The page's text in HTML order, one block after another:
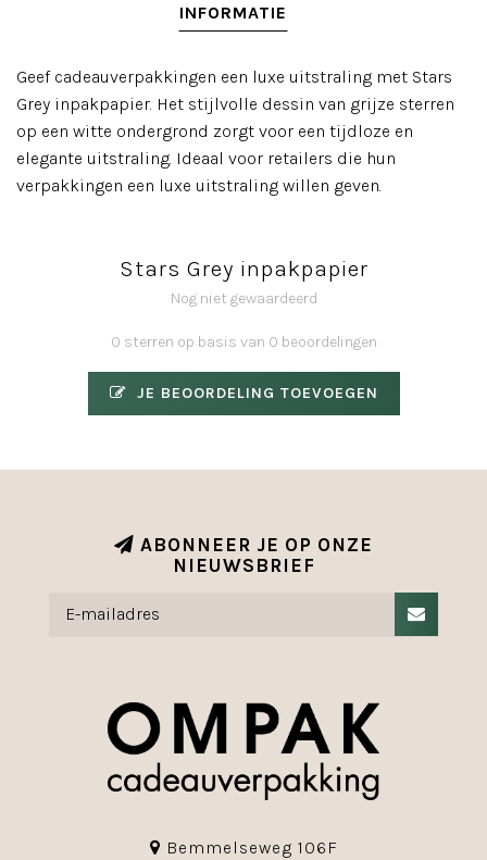
INFORMATIE
Geef cadeauverpakkingen een luxe uitstraling met Stars
Grey inpakpapier. Het stijlvolle dessin van grijze sterren
op een witte ondergrond zorgt voor een tijdloze en
elegante uitstraling. Ideaal voor retailers die hun
verpakkingen een luxe uitstraling willen geven.
Stars Grey inpakpapier
Nog niet gewaardeerd
0 sterren op basis van 0 beoordelingen
JE BEOORDELING TOEVOEGEN
ABONNEER JE OP ONZE
NIEUWSBRIEF
Bemmelseweg 106F